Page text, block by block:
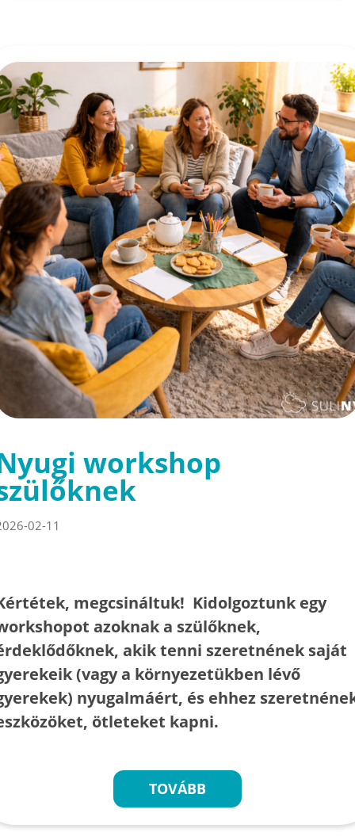
workshop
02-11
megcsináltuk! Kidolgoztunk egy
azoknak a szülőknek,
akik tenni szeretnének saját
(vagy a környezetükben lévő
nyugalmáért, és ehhez
ötleteket kapni.
TOVÁBB